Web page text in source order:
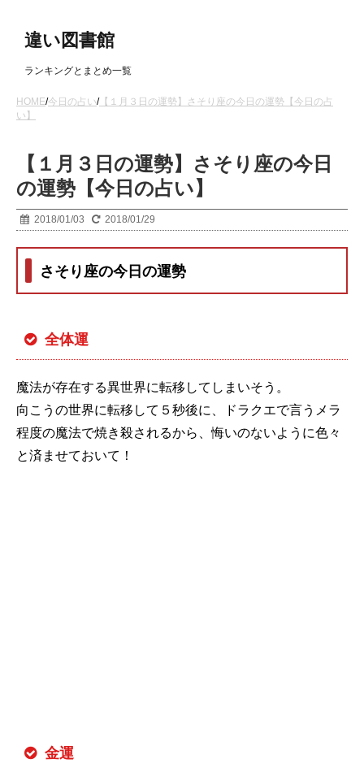
違い図書館
ランキングとまとめ一覧
HOME/今日の占い/【１月３日の運勢】さそり座の今日の運勢【今日の占
い】
【１月３日の運勢】さそり座の今日
の運勢【今日の占い】
2018/01/03 2018/01/29
さそり座の今日の運勢
全体運
魔法が存在する異世界に転移してしまいそう。
向こうの世界に転移して５秒後に、ドラクエで言うメラ
程度の魔法で焼き殺されるから、悔いのないように色々
と済ませておいて！
金運